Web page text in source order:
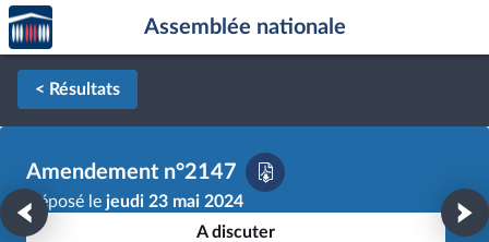
Aller au contenu
Aller en bas de la page
Accèder
à la
page
d'accueil
Assemblée nationale
< Résultats
Amendement n°2147
Déposé le jeudi 23 mai 2024
A discuter